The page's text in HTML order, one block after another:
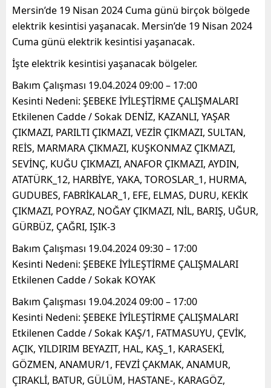
Mersin’de 19 Nisan 2024 Cuma günü birçok bölgede
elektrik kesintisi yaşanacak. Mersin’de 19 Nisan 2024
Cuma günü elektrik kesintisi yaşanacak.
İşte elektrik kesintisi yaşanacak bölgeler.
Bakım Çalışması 19.04.2024 09:00 – 17:00
Kesinti Nedeni: ŞEBEKE İYİLEŞTİRME ÇALIŞMALARI
Etkilenen Cadde / Sokak DENİZ, KAZANLI, YAŞAR
ÇIKMAZI, PARILTI ÇIKMAZI, VEZİR ÇIKMAZI, SULTAN,
REİS, MARMARA ÇIKMAZI, KUŞKONMAZ ÇIKMAZI,
SEVİNÇ, KUĞU ÇIKMAZI, ANAFOR ÇIKMAZI, AYDIN,
ATATÜRK_12, HARBİYE, YAKA, TOROSLAR_1, HURMA,
GUDUBES, FABRİKALAR_1, EFE, ELMAS, DURU, KEKİK
ÇIKMAZI, POYRAZ, NOĞAY ÇIKMAZI, NİL, BARIŞ, UĞUR,
GÜRBÜZ, ÇAĞRI, IŞIK-3
Bakım Çalışması 19.04.2024 09:30 – 17:00
Kesinti Nedeni: ŞEBEKE İYİLEŞTİRME ÇALIŞMALARI
Etkilenen Cadde / Sokak KOYAK
Bakım Çalışması 19.04.2024 09:00 – 17:00
Kesinti Nedeni: ŞEBEKE İYİLEŞTİRME ÇALIŞMALARI
Etkilenen Cadde / Sokak KAŞ/1, FATMASUYU, ÇEVİK,
AÇIK, YILDIRIM BEYAZIT, HAL, KAŞ_1, KARASEKİ,
GÖZMEN, ANAMUR/1, FEVZİ ÇAKMAK, ANAMUR,
ÇIRAKLİ, BATUR, GÜLÜM, HASTANE-, KARAGÖZ,